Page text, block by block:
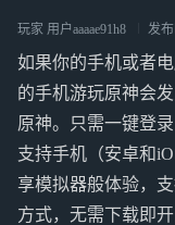
玩家 用户aaaae91h8 发布
如果你的手机或者
的手机游玩原神会
原神。只需一键登
支持手机（安卓和
享模拟器般体验，
方式，无需下载即